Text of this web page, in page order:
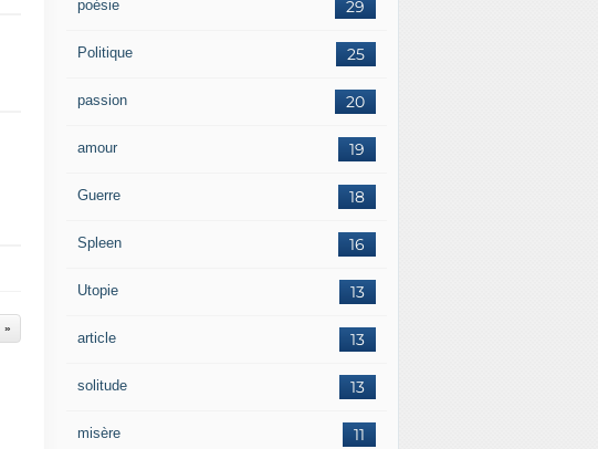
29
poésie
25
Politique
20
passion
19
amour
18
Guerre
16
Spleen
13
Utopie
13
article
13
solitude
11
misère